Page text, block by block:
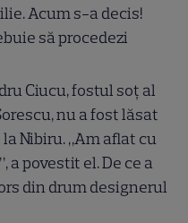
Acum s-a decis!
să procedezi
Ciucu, fostul soț al
nu a fost lăsat
Nibiru. „Am aflat cu
a povestit el. De ce a
din drum designerul